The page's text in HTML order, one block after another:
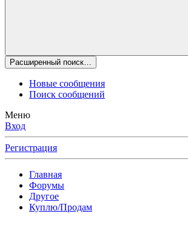
Расширенный поиск…
Новые сообщения
Поиск сообщений
Меню
Вход
Регистрация
Главная
Форумы
Другое
Куплю/Продам